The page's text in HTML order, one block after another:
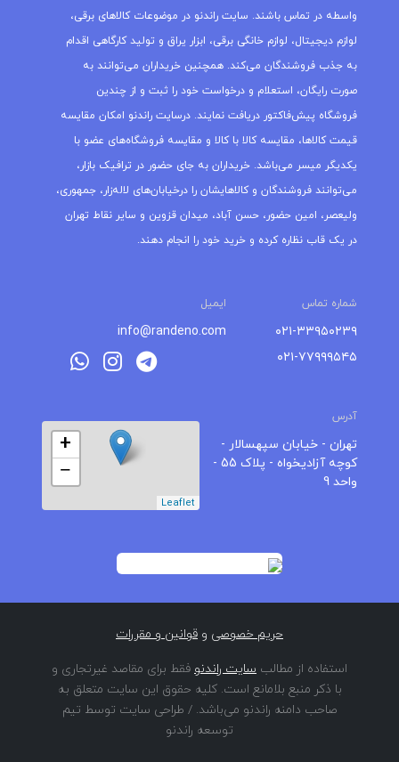
واسطه در تماس باشند. سایت راندنو در موضوعات کالاهای برقی،
لوازم دیجیتال، لوازم خانگی برقی، ابزار یراق و تولید کارگاهی اقدام
به جذب فروشندگان می‌کند. همچنین خریداران می‌توانند به
صورت رایگان، استعلام و درخواست خود را ثبت و از چندین
فروشگاه پیش‌فاکتور دریافت نمایند. درسایت راندنو امکان مقایسه
قیمت کالاها، مقایسه کالا با کالا و مقایسه فروشگاه‌های عضو با
یکدیگر میسر می‌باشد. خریداران به جای حضور در ترافیک بازار،
می‌توانند فروشندگان و کالاهایشان را درخیابان‌های لاله‌زار، جمهوری،
ولیعصر، امین حضور، حسن آباد، میدان قزوین و سایر نقاط تهران
در یک قاب نظاره کرده و خرید خود را انجام دهند.
شماره تماس ایمیل
۰۲۱-۳۳۹۵۰۲۳۹
۰۲۱-۷۷۹۹۹۵۴۵
info@randeno.com
آدرس
تهران - خیابان سپهسالار -
کوچه آزادیخواه - پلاک 55 -
واحد 9
+
−
Leaflet
حریم خصوصی و قوانین و مقررات
استفاده از مطالب سایت راندنو فقط برای مقاصد غیرتجاری و
با ذکر منبع بلامانع است. کلیه حقوق این سایت متعلق به
صاحب دامنه راندنو می‌باشد. / طراحی سایت توسط تیم
توسعه راندنو